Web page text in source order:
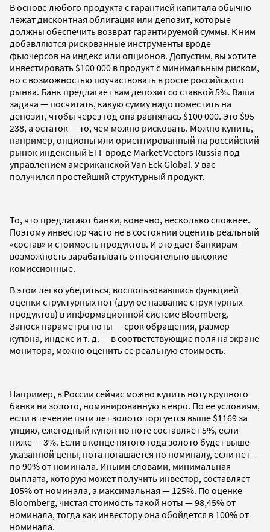
В основе любого продукта с гарантией капитала обычно
лежат дисконтная облигация или депозит, которые
должны обеспечить возврат гарантируемой суммы. К ним
добавляются рискованные инструменты вроде
фьючерсов на индекс или опционов. Допустим, вы хотите
инвестировать $100 000 в продукт с минимальным риском,
но с возможностью поучаствовать в росте российского
рынка. Банк предлагает вам депозит со ставкой 5%. Ваша
задача — посчитать, какую сумму надо поместить на
депозит, чтобы через год она равнялась $100 000. Это $95
238, а остаток — то, чем можно рисковать. Можно купить,
например, опционы или ориентированный на российский
рынок индексный ETF вроде Market Vectors Russia под
управлением американской Van Eck Global. У вас
получился простейший структурный продукт.
То, что предлагают банки, конечно, несколько сложнее.
Поэтому инвестор часто не в состоянии оценить реальный
«состав» и стоимость продуктов. И это дает банкирам
возможность зарабатывать относительно высокие
комиссионные.
В этом легко убедиться, воспользовавшись функцией
оценки структурных нот (другое название структурных
продуктов) в информационной системе Bloomberg.
Занося параметры ноты — срок обращения, размер
купона, индекс и т. д. — в соответствующие поля на экране
монитора, можно оценить ее реальную стоимость.
Например, в России сейчас можно купить ноту крупного
банка на золото, номинированную в евро. По ее условиям,
если в течение пяти лет золото торгуется выше $1169 за
унцию, ежегодный купон по ноте составляет 5%, если
ниже — 3%. Если в конце пятого года золото будет выше
указанной цены, нота погашается по номиналу, если нет —
по 90% от номинала. Иными словами, минимальная
выплата, которую может получить инвестор, составляет
105% от номинала, а максимальная — 125%. По оценке
Bloomberg, чистая стоимость такой ноты — 98,45% от
номинала, тогда как инвестору она обойдется в 100% от
номинала.